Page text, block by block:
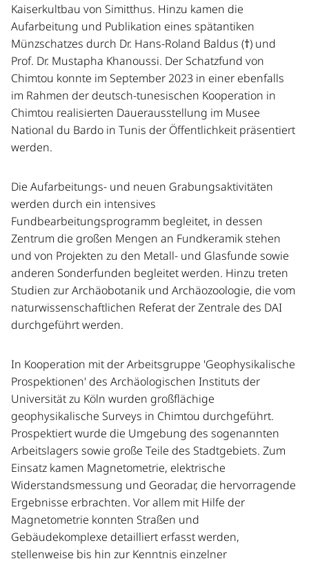
Kaiserkultbau von Simitthus. Hinzu kamen die
Aufarbeitung und Publikation eines spätantiken
Münzschatzes durch Dr. Hans-Roland Baldus (†) und
Prof. Dr. Mustapha Khanoussi. Der Schatzfund von
Chimtou konnte im September 2023 in einer ebenfalls
im Rahmen der deutsch-tunesischen Kooperation in
Chimtou realisierten Dauerausstellung im Musee
National du Bardo in Tunis der Öffentlichkeit präsentiert
werden.
Die Aufarbeitungs- und neuen Grabungsaktivitäten
werden durch ein intensives
Fundbearbeitungsprogramm begleitet, in dessen
Zentrum die großen Mengen an Fundkeramik stehen
und von Projekten zu den Metall- und Glasfunde sowie
anderen Sonderfunden begleitet werden. Hinzu treten
Studien zur Archäobotanik und Archäozoologie, die vom
naturwissenschaftlichen Referat der Zentrale des DAI
durchgeführt werden.
In Kooperation mit der Arbeitsgruppe 'Geophysikalische
Prospektionen' des Archäologischen Instituts der
Universität zu Köln wurden großflächige
geophysikalische Surveys in Chimtou durchgeführt.
Prospektiert wurde die Umgebung des sogenannten
Arbeitslagers sowie große Teile des Stadtgebiets. Zum
Einsatz kamen Magnetometrie, elektrische
Widerstandsmessung und Georadar, die hervorragende
Ergebnisse erbrachten. Vor allem mit Hilfe der
Magnetometrie konnten Straßen und
Gebäudekomplexe detailliert erfasst werden,
stellenweise bis hin zur Kenntnis einzelner